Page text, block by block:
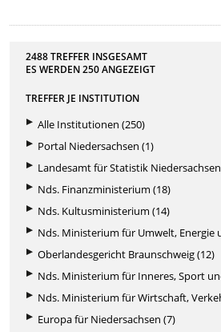
2488 TREFFER INSGESAMT
ES WERDEN250ANGEZEIGT
TREFFER JE INSTITUTION
Alle Institutionen (250)
Portal Niedersachsen (1)
Landesamt für Statistik
Nds. Finanzministerium (18)
Nds. Kultusministerium (14)
Nds. Ministerium für Umwelt, Energie
Oberlandesgericht Braunschweig (12)
Nds. Ministerium für Inneres, Sport
Nds. Ministerium für Wirtschaft,
Europa für Niedersachsen (7)